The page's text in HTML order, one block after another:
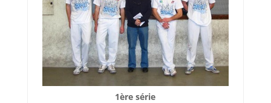
1ère série